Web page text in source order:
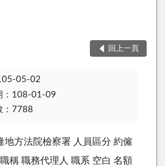
回上一頁
05-02
：108-01-09
：7788
地方法院檢察署 人員區分 約僱
稱 職務代理人 職系 空白 名額